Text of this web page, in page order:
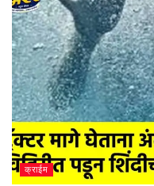
क्राईम